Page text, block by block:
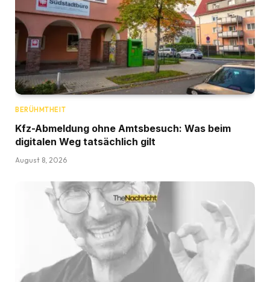
BERÜHMTHEIT
Kfz-Abmeldung ohne Amtsbesuch: Was beim
digitalen Weg tatsächlich gilt
August 8, 2026